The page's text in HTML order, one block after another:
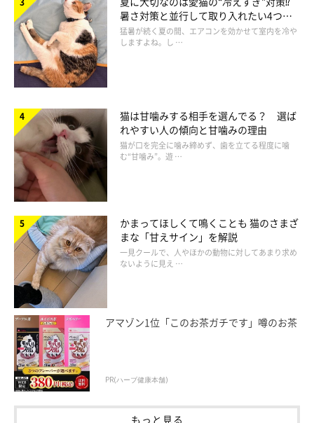
うとしない人のほうが、猫が安心して近づくこともあるようで
す。
③ においや雰囲気に慣れている人
を覚える場合もあると考えられています。
このように、猫は人の行動や雰囲気を感じ取りながら、近づく相
手を選んでいる可能性があります。
暑さ対策と並行して取り入れたい4つの
工夫
猛暑が続く夏の間、エアコンを効かせて室内を冷や
しますよね。し …
猫は甘噛みする相手を選んでる？ 選ば
れやすい人の傾向と甘噛みの理由
猫が口を完全に噛み締めず、歯を立てる程度に噛
む“甘噛み”。遊 …
かまってほしくて鳴くことも 猫のさまざ
まな「甘えサイン」を解説
一見クールで、人やほかの動物に対してあまり求め
ないように見え …
アマゾン1位「このお茶ガチです」噂のお茶
PR(ハーブ健康本舗)
もっと見る